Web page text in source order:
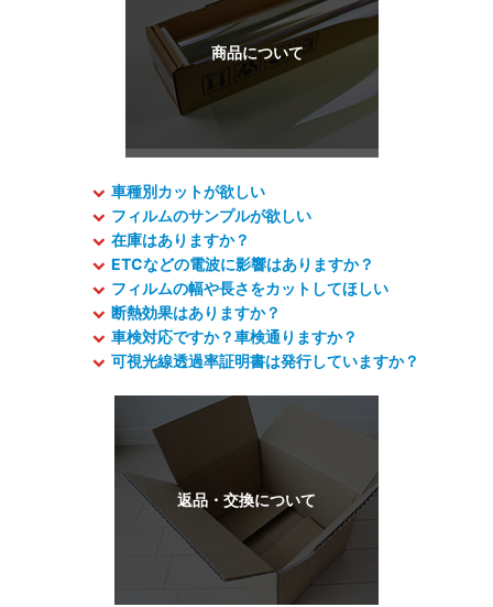
車種別カットが欲しい
フィルムのサンプルが欲しい
在庫はありますか？
ETCなどの電波に影響はありますか？
フィルムの幅や長さをカットしてほしい
断熱効果はありますか？
車検対応ですか？車検通りますか？
可視光線透過率証明書は発行していますか？